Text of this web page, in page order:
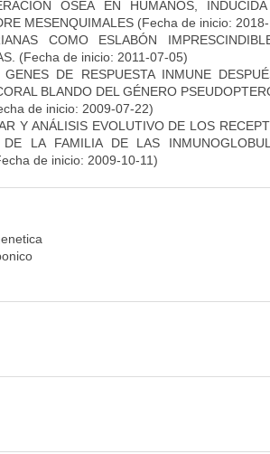
ÓSEA EN HUMANOS,
MESENQUIMALES (Fecha de inicio:
COMO ESLABÓN
(Fecha de inicio: 2011-07-05)
DE RESPUESTA INMUNE
BLANDO DEL GÉNERO
de inicio: 2009-07-22)
Y ANÁLISIS EVOLUTIVO DE LOS
DE LA FAMILIA DE LAS
de inicio: 2009-10-11)